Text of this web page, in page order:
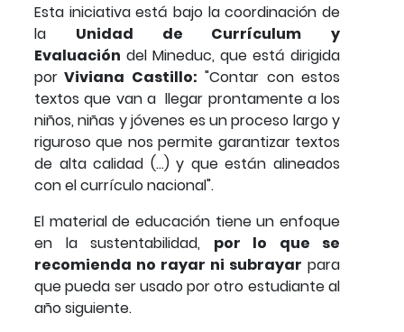
Esta iniciativa está bajo la coordinación de
la Unidad de Currículum
y
Evaluación del Mineduc, que está dirigida
por Viviana Castillo: "Contar con estos
textos que van a llegar prontamente a los
niños, niñas y jóvenes es un proceso largo y
riguroso que nos permite garantizar textos
de alta calidad (...) y que están alineados
con el currículo nacional".
El material de educación tiene un enfoque
en la sustentabilidad, por lo que se
recomienda no rayar ni subrayar para
que pueda ser usado por otro estudiante al
año siguiente.